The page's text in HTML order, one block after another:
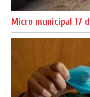
Micro municipal 17